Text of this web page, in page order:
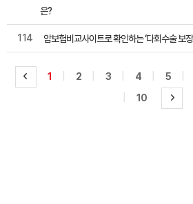
은?
114 암보험비교사이트로 확인하는 ‘다회수술 보장
1 2 3 4 5
10